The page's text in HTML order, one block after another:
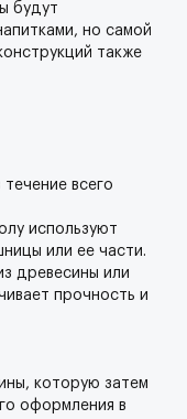
будут
но самой
также
всего
используют
или ее части.
древесины или
прочность и
которую затем
оформления в